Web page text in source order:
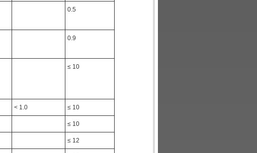
0.5
0.9
≤ 10
< 1.0 ≤ 10
≤ 10
≤ 12